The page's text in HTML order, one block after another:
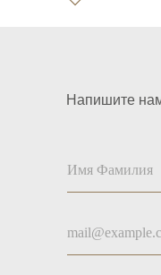
Напишите